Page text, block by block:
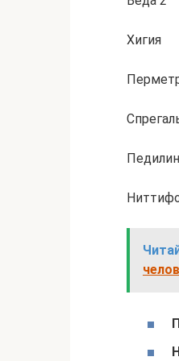
Хигия
Педилин